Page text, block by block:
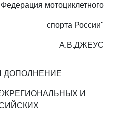
мотоциклетного
спорта России"
А.В.ДЖЕУС
ДОПОЛНЕНИЕ
И